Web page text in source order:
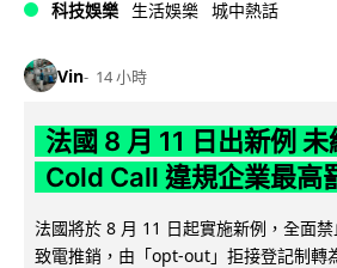
科技娛樂 生活娛樂 城中熱話
Vin 14 小時
法國 8 月 11 日出新例
Cold Call 違規企業最高
法國將於 8 月 11 日起實施新例，全面
致電推銷，由「opt-out」拒接登記制轉